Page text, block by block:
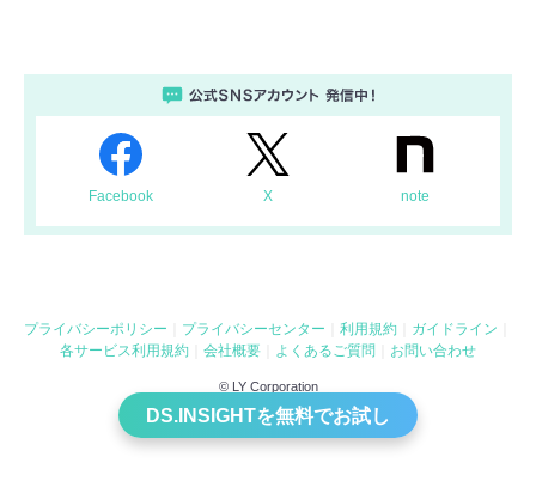
DS.INSIGHTを無料でお試し
Facebook X note
プライバシーポリシー プライバシーセンター 利用規約
ガイドライン
各サービス利用規約
会社概要 よくあるご質問 お問い合わせ
© LY Corporation